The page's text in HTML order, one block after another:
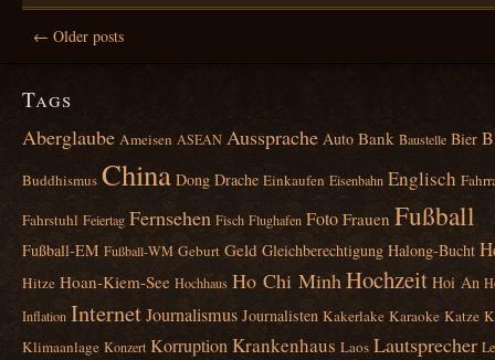
← Older posts
Tags
Aberglaube Ameisen ASEAN Aussprache Auto Bank Baustelle Bier
Buddhismus China Dong Drache Einkaufen Eisenbahn Englisch
Fahrstuhl Feiertag Fernsehen Fisch Flughafen Foto Frauen Fußball
Fußball‑EM Fußball‑WM Geburt Geld Gleichberechtigung Halong‑Bucht
Hitze Hoan‑Kiem‑See Hochhaus Ho Chi MinhHochzeit Hoi An
Inflation InternetJournalismus Journalisten Kakerlake Karaoke Katze
Klimaanlage Konzert KorruptionKrankenhaus Laos Lautsprecher